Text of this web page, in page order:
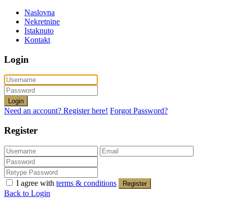
Naslovna
Nekretnine
Istaknuto
Kontakt
Login
Login
Need an account? Register here! Forgot Password?
Register
I agree with terms & conditions Register
Back to Login